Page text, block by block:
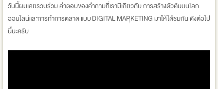
วันนี้ผมเลยรวบร่วม คำตอบของคำถามที่เรามีเกียวกับ การสร้างตัวต้นบนโลก
ออนไลน์และการทำการตลาด แบบ DIGITAL MARKETING มาให้ได้ชมกัน ดังต่อไป
นี้นะครับ